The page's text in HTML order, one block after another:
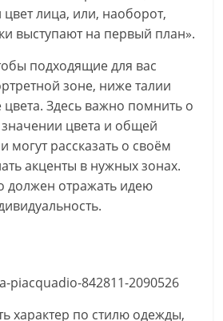
лица, или, наоборот,
выступают на первый план».
подходящие для вас
зоне, ниже талии
Здесь важно помнить о
цвета и общей
рассказать о своём
акценты в нужных зонах.
должен отражать идею
характер по стилю одежды,